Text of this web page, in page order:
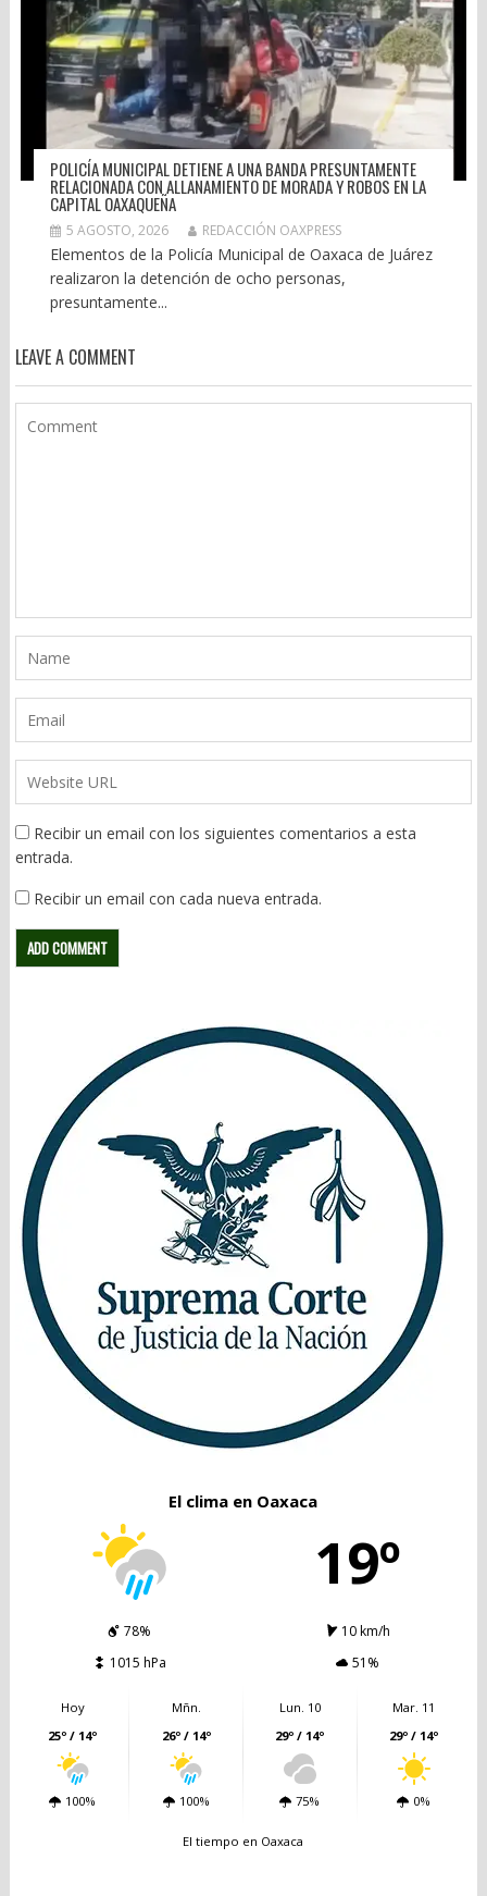
POLICÍA MUNICIPAL DETIENE A UNA BANDA PRESUNTAMENTE
RELACIONADA CON ALLANAMIENTO DE MORADA Y ROBOS EN LA
CAPITAL OAXAQUEÑA
5 AGOSTO, 2026 REDACCIÓN OAXPRESS
Elementos de la Policía Municipal de Oaxaca de Juárez
realizaron la detención de ocho personas,
presuntamente...
LEAVE A COMMENT
Recibir un email con los siguientes comentarios a esta
entrada.
Recibir un email con cada nueva entrada.
El clima en Oaxaca
19º
78%
10 km/h
1015 hPa
51%
Hoy
25º / 14º
100%
Mñn.
26º / 14º
100%
Lun. 10
29º / 14º
75%
Mar. 11
29º / 14º
0%
El tiempo en Oaxaca